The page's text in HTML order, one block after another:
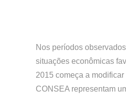
Nos períodos
situações econômicas
2015 começa a
CONSEA representam